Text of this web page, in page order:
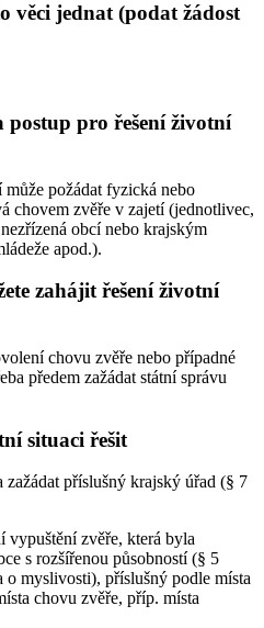
věci jednat (podat žádost
pro řešení životní
požádat fyzická nebo
chovem zvěře v zajetí (jednotlivec,
obcí nebo krajským
apod.).
zahájit řešení životní
chovu zvěře nebo případné
předem zažádat státní správu
situaci řešit
příslušný krajský úřad (§ 7
vypuštění zvěře, která byla
s rozšířenou působností (§ 5
o myslivosti), příslušný podle místa
chovu zvěře, příp. místa